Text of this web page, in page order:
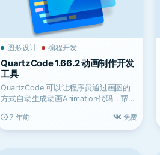
图形设计 编程开发
QuartzCode 1.66.2 动画制作开发
工具
QuartzCode 可以让程序员通过画图的
方式自动生成动画Animation代码，帮助
7 年前
免费